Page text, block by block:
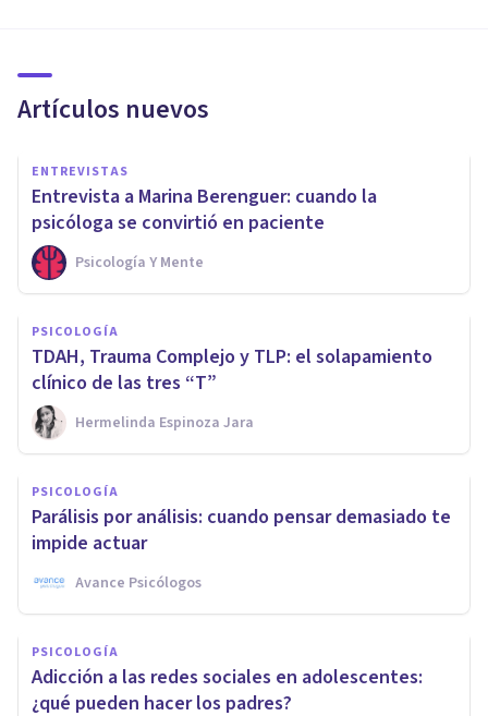
Artículos nuevos
ENTREVISTAS
Entrevista a Marina Berenguer: cuando la
psicóloga se convirtió en paciente
Psicología Y Mente
PSICOLOGÍA
TDAH, Trauma Complejo y TLP: el solapamiento
clínico de las tres “T”
Hermelinda Espinoza Jara
PSICOLOGÍA
Parálisis por análisis: cuando pensar demasiado te
impide actuar
Avance Psicólogos
PSICOLOGÍA
Adicción a las redes sociales en adolescentes:
¿qué pueden hacer los padres?